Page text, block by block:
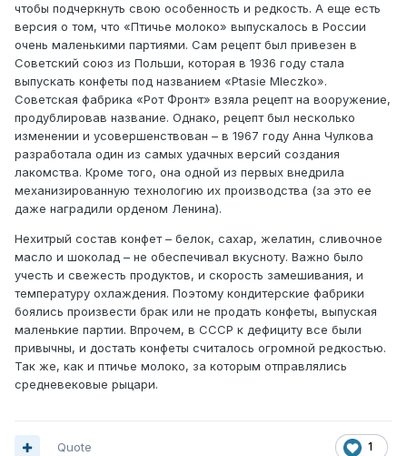
чтобы подчеркнуть свою особенность и редкость. А еще есть
версия о том, что «Птичье молоко» выпускалось в России
очень маленькими партиями. Сам рецепт был привезен в
Советский союз из Польши, которая в 1936 году стала
выпускать конфеты под названием «Ptasie Mleczko».
Советская фабрика «Рот Фронт» взяла рецепт на вооружение,
продублировав название. Однако, рецепт был несколько
изменении и усовершенствован – в 1967 году Анна Чулкова
разработала один из самых удачных версий создания
лакомства. Кроме того, она одной из первых внедрила
механизированную технологию их производства (за это ее
даже наградили орденом Ленина).
Нехитрый состав конфет – белок, сахар, желатин, сливочное
масло и шоколад – не обеспечивал вкусноту. Важно было
учесть и свежесть продуктов, и скорость замешивания, и
температуру охлаждения. Поэтому кондитерские фабрики
боялись произвести брак или не продать конфеты, выпуская
маленькие партии. Впрочем, в СССР к дефициту все были
привычны, и достать конфеты считалось огромной редкостью.
Так же, как и птичье молоко, за которым отправлялись
средневековые рыцари.
1
Quote